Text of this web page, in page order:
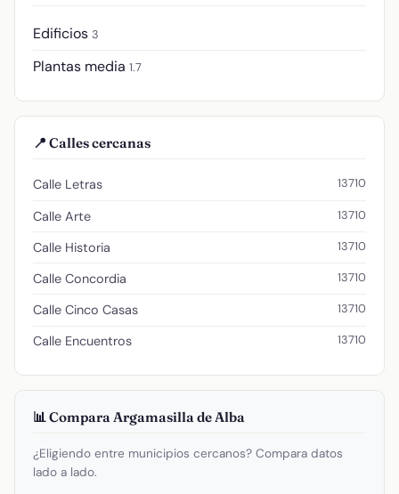
Edificios 3
Plantas media 1.7
📍 Calles cercanas
Calle Letras 13710
Calle Arte 13710
Calle Historia 13710
Calle Concordia 13710
Calle Cinco Casas 13710
Calle Encuentros 13710
📊 Compara Argamasilla de Alba
¿Eligiendo entre municipios cercanos? Compara datos
lado a lado.